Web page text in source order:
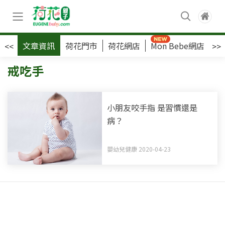
<< 文章資訊 荷花門市 荷花網店 Mon Bebe網店 >>
戒吃手
小朋友咬手指 是習慣還是
病？
嬰幼兒健康 2020-04-23